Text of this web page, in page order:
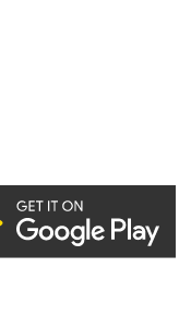
Зазимье